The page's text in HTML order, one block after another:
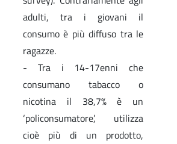
adulti, tra i giovani il
consumo è più diffuso tra le
ragazze.
- Tra i 14-17enni che
consumano tabacco o
nicotina il 38,7% è un
‘policonsumatore’, utilizza
cioè più di un prodotto,